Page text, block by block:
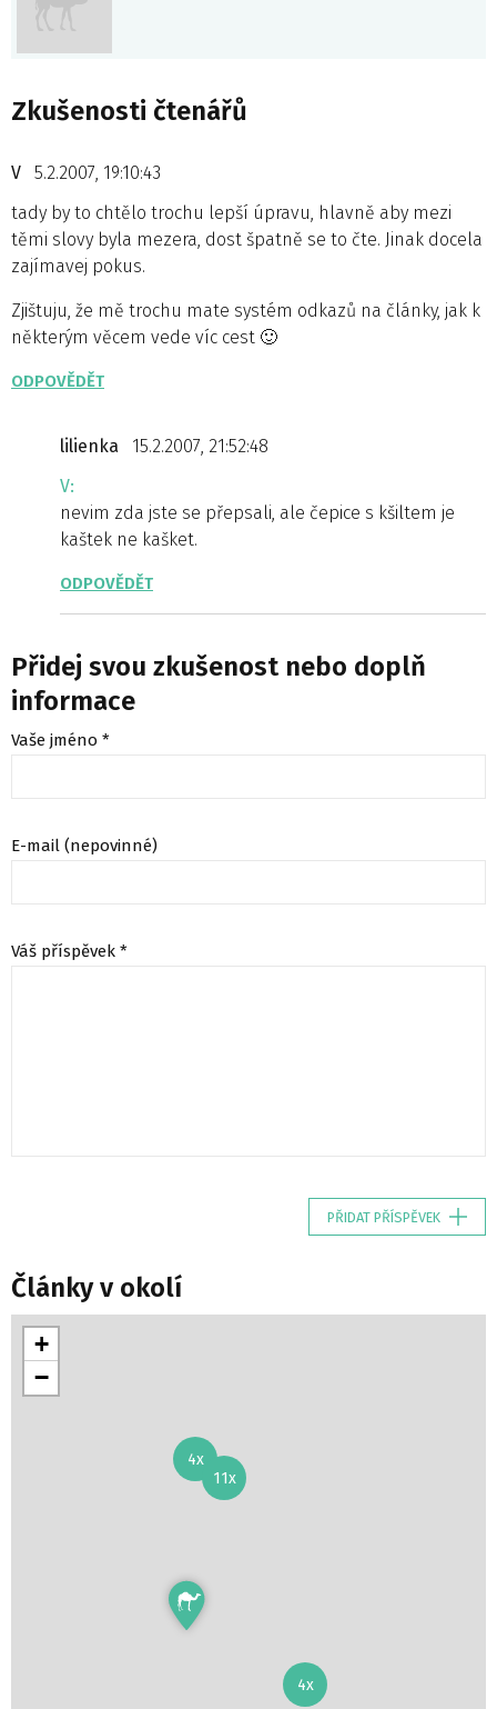
Zkušenosti čtenářů
V
5.2.2007, 19:10:43
tady by to chtělo trochu lepší úpravu, hlavně aby mezi
těmi slovy byla mezera, dost špatně se to čte. Jinak docela
zajímavej pokus.
Zjištuju, že mě trochu mate systém odkazů na články, jak k
některým věcem vede víc cest 🙂
ODPOVĚDĚT
lilienka
15.2.2007, 21:52:48
V:
nevim zda jste se přepsali, ale čepice s kšiltem je
kaštek ne kašket.
ODPOVĚDĚT
Přidej svou zkušenost nebo doplň
informace
Vaše jméno *
E-mail (nepovinné)
Váš příspěvek *
PŘIDAT PŘÍSPĚVEK
Články v okolí
4x
4x
11x
+
−